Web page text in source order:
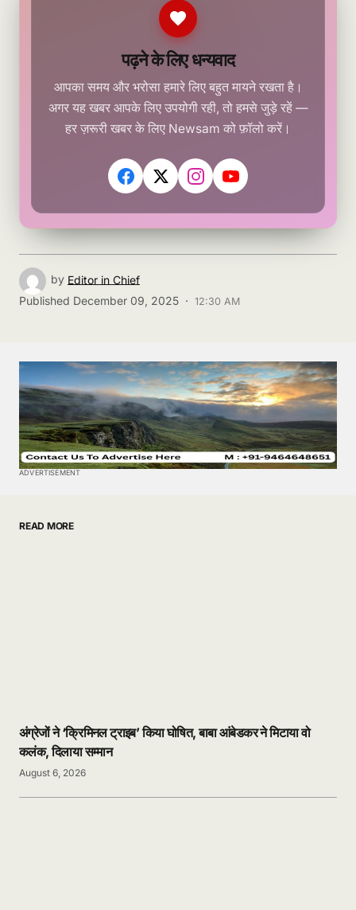
पढ़ने के लिए धन्यवाद
आपका समय और भरोसा हमारे लिए बहुत मायने रखता है।
अगर यह खबर आपके लिए उपयोगी रही, तो हमसे जुड़े रहें —
हर ज़रूरी खबर के लिए Newsam को फ़ॉलो करें।
by Editor in Chief
Published December 09, 2025 · 12:30 AM
ADVERTISEMENT
READ MORE
अंग्रेजों ने ‘क्रिमिनल ट्राइब’ किया घोषित, बाबा आंबेडकर ने मिटाया वो
कलंक, दिलाया सम्मान
August 6, 2026